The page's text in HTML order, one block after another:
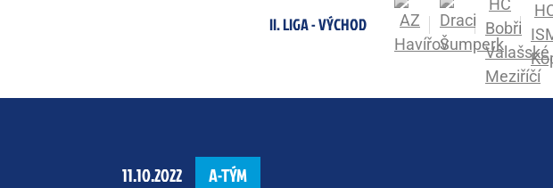
II. LIGA - VÝCHOD
11.10.2022 A-TÝM